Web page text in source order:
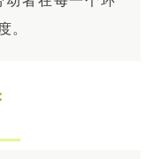
。